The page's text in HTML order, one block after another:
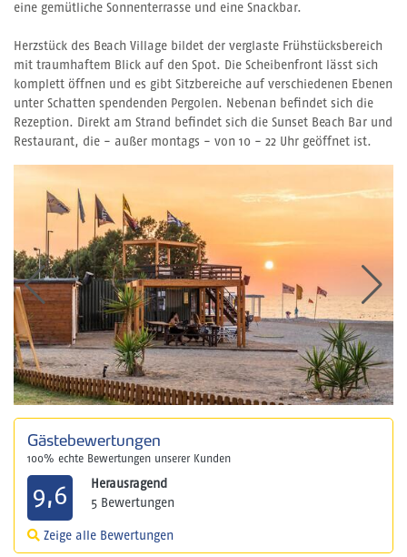
eine gemütliche Sonnenterrasse und eine Snackbar.
Herzstück des Beach Village bildet der verglaste Frühstücksbereich
mit traumhaftem Blick auf den Spot. Die Scheibenfront lässt sich
komplett öffnen und es gibt Sitzbereiche auf verschiedenen Ebenen
unter Schatten spendenden Pergolen. Nebenan befindet sich die
Rezeption. Direkt am Strand befindet sich die Sunset Beach Bar und
Restaurant, die - außer montags - von 10 - 22 Uhr geöffnet ist.
Gästebewertungen
100% echte Bewertungen unserer Kunden
9,6
Herausragend
5 Bewertungen
Zeige alle Bewertungen